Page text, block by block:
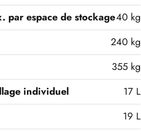
par espace de stockage40 kg
240 kg
355 kg
individuel
17 L
19 L